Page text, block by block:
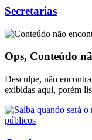
Secretarias
Ops, Conteúdo
Desculpe, não
exibidas aqui, porém